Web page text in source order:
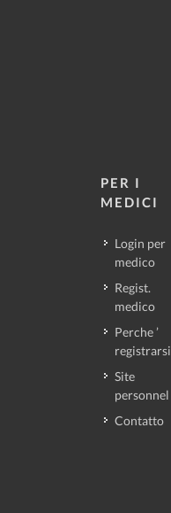
PER I
MEDICI
Login per
medico
Regist.
medico
Perche ’
registrarsi
Site
personnel
Contatto